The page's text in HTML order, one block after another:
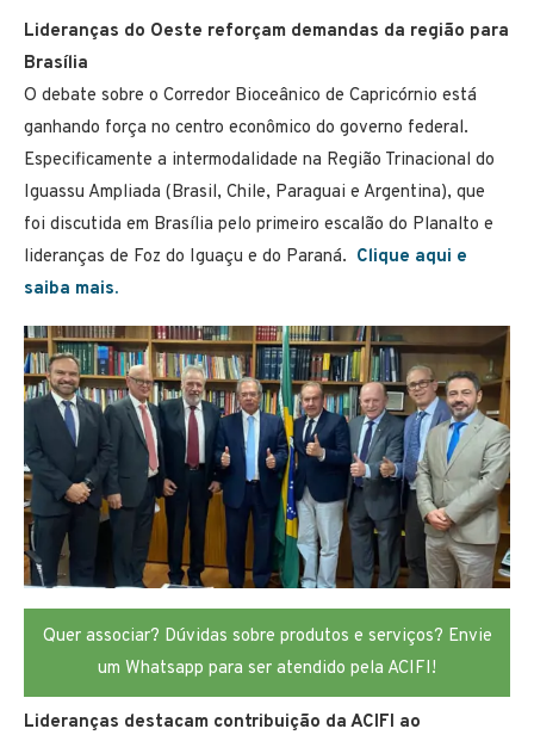
Lideranças do Oeste reforçam demandas da região para
Brasília
O debate sobre o Corredor Bioceânico de Capricórnio está
ganhando força no centro econômico do governo federal.
Especificamente a intermodalidade na Região Trinacional do
Iguassu Ampliada (Brasil, Chile, Paraguai e Argentina), que
foi discutida em Brasília pelo primeiro escalão do Planalto e
lideranças de Foz do Iguaçu e do Paraná. Clique aqui e
saiba mais.
Quer associar? Dúvidas sobre produtos e serviços? Envie
um Whatsapp para ser atendido pela ACIFI!
Lideranças destacam contribuição da ACIFI ao